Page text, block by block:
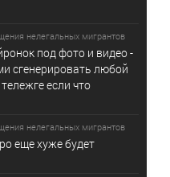
нелегальных мигрантов
под фото и видео -
сгенерировать любой
е­сл­и ч­то
нелегальных мигрантов
еще хуже будет